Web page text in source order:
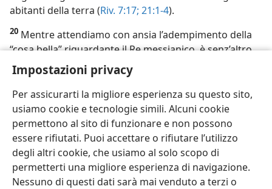
Impostazioni privacy
Per assicurarti la migliore esperienza su questo sito,
usiamo cookie e tecnologie simili. Alcuni cookie
permettono al sito di funzionare e non possono
essere rifiutati. Puoi accettare o rifiutare l’utilizzo
degli altri cookie, che usiamo al solo scopo di
permetterti una migliore esperienza di navigazione.
Nessuno di questi dati sarà mai venduto a terzi o
abitanti della terra (Riv. 7:17; 21:1-4).
20 Mentre attendiamo con ansia l’adempimento della
“cosa bella” riguardante il Re messianico, è senz’altro
nostro desiderio ‘fare menzione del suo nome’, cioè
farlo conoscere. Possa ognuno di noi essere tra coloro
che “loderanno [il Re] a tempo indefinito, sì, per
sempre”!